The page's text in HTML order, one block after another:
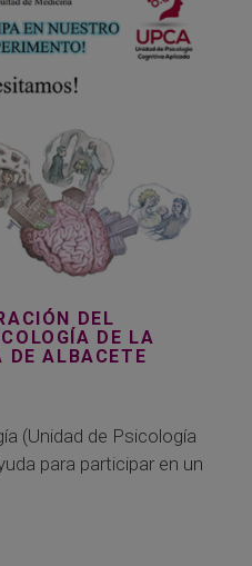
DEL
DE LA
DE ALBACETE
(Unidad de Psicología
para participar en un